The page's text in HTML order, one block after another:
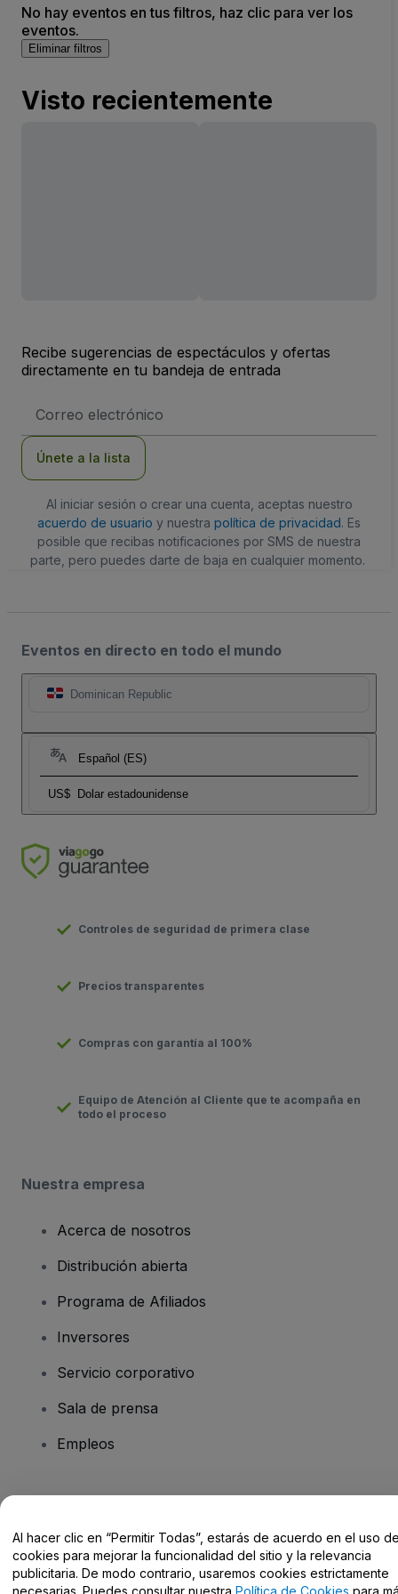
No hay eventos en tus filtros, haz clic para ver los
eventos.
Eliminar filtros
Visto recientemente
Recibe sugerencias de espectáculos y ofertas
directamente en tu bandeja de entrada
de
Únete a la lista
Al iniciar sesión o crear una cuenta, aceptas nuestro
acuerdo de usuario y nuestra política de privacidad. Es
posible que recibas notificaciones por SMS de nuestra
parte, pero puedes darte de baja en cualquier momento.
Eventos en directo en todo el mundo
Dominican Republic
Español (ES)
US$ Dolar estadounidense
Controles de seguridad de primera clase
Precios transparentes
Compras con garantía al 100%
Equipo de Atención al Cliente que te acompaña en
todo el proceso
Nuestra empresa
Acerca de nosotros
Distribución abierta
Programa de Afiliados
Inversores
Servicio corporativo
Sala de prensa
Empleos
Centro de Ayuda / Contacto
Al hacer clic en “Permitir Todas”, estarás de acuerdo en el uso
cookies para mejorar la funcionalidad del sitio y la relevancia
publicitaria. De modo contrario, usaremos cookies estrictamente
necesarias. Puedes consultar nuestra Política de Cookies para